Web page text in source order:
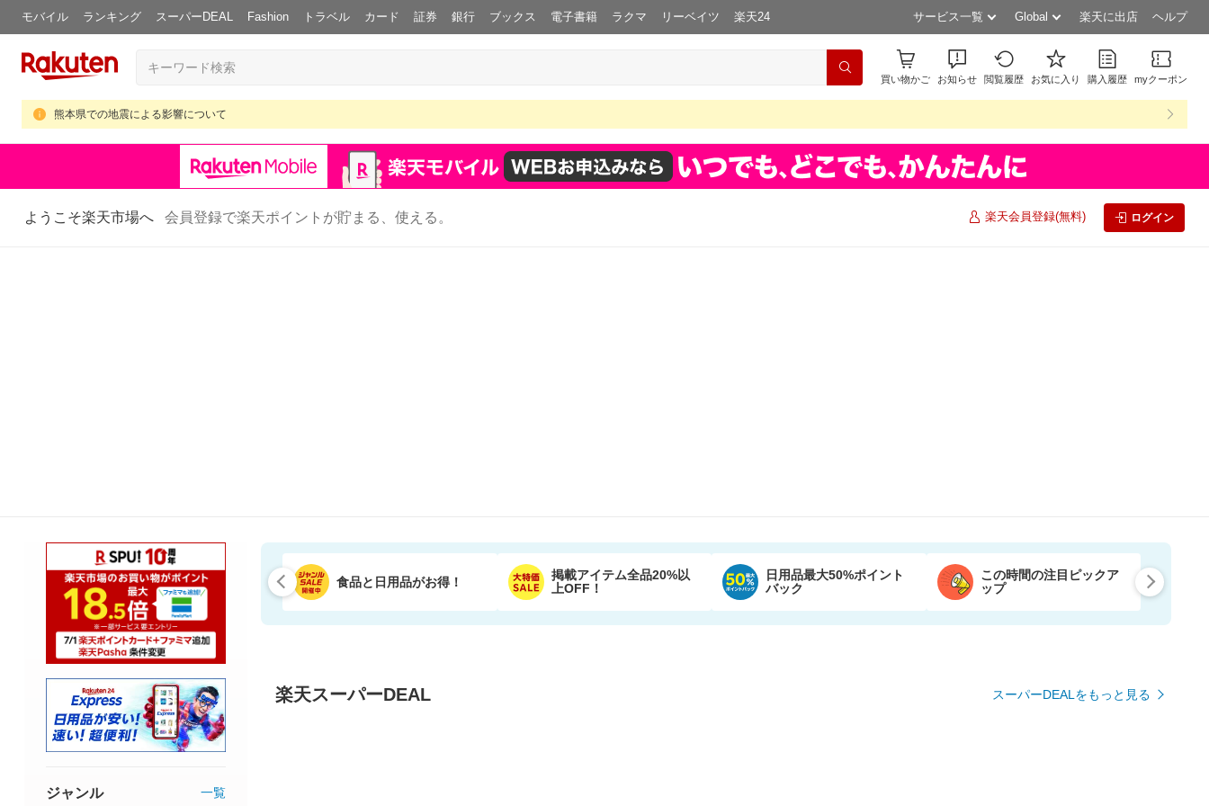
モバイル ランキング スーパーDEAL Fashion トラベル カード 証券 銀行 ブックス 電子書籍 ラクマ リーベイツ 楽天24 サービス一覧 Global 楽天に出店 ヘルプ
買い物かご お知らせ 閲覧履歴 お気に入り 購入履歴 myクーポン
熊本県での地震による影響について
ようこそ楽天市場へ 会員登録で楽天ポイントが貯まる、使える。 楽天会員登録(無料) ログイン
食品と日用品がお得！
掲載アイテム全品20%以
上OFF！
日用品最大50%ポイント
バック
この時間の注目ピックア
ップ
楽天スーパーDEAL スーパーDEALをもっと見る
ジャンル 一覧